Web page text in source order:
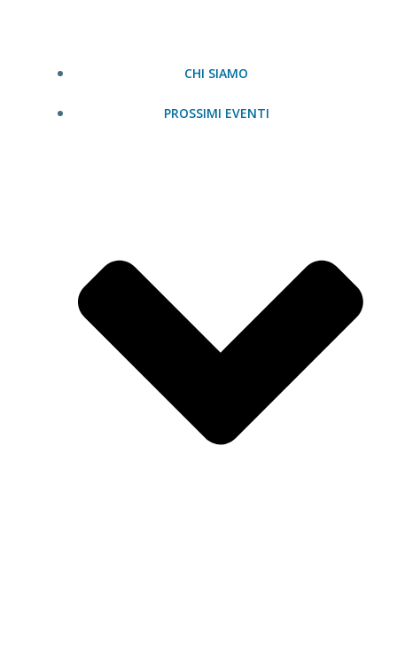
CHI SIAMO
PROSSIMI EVENTI